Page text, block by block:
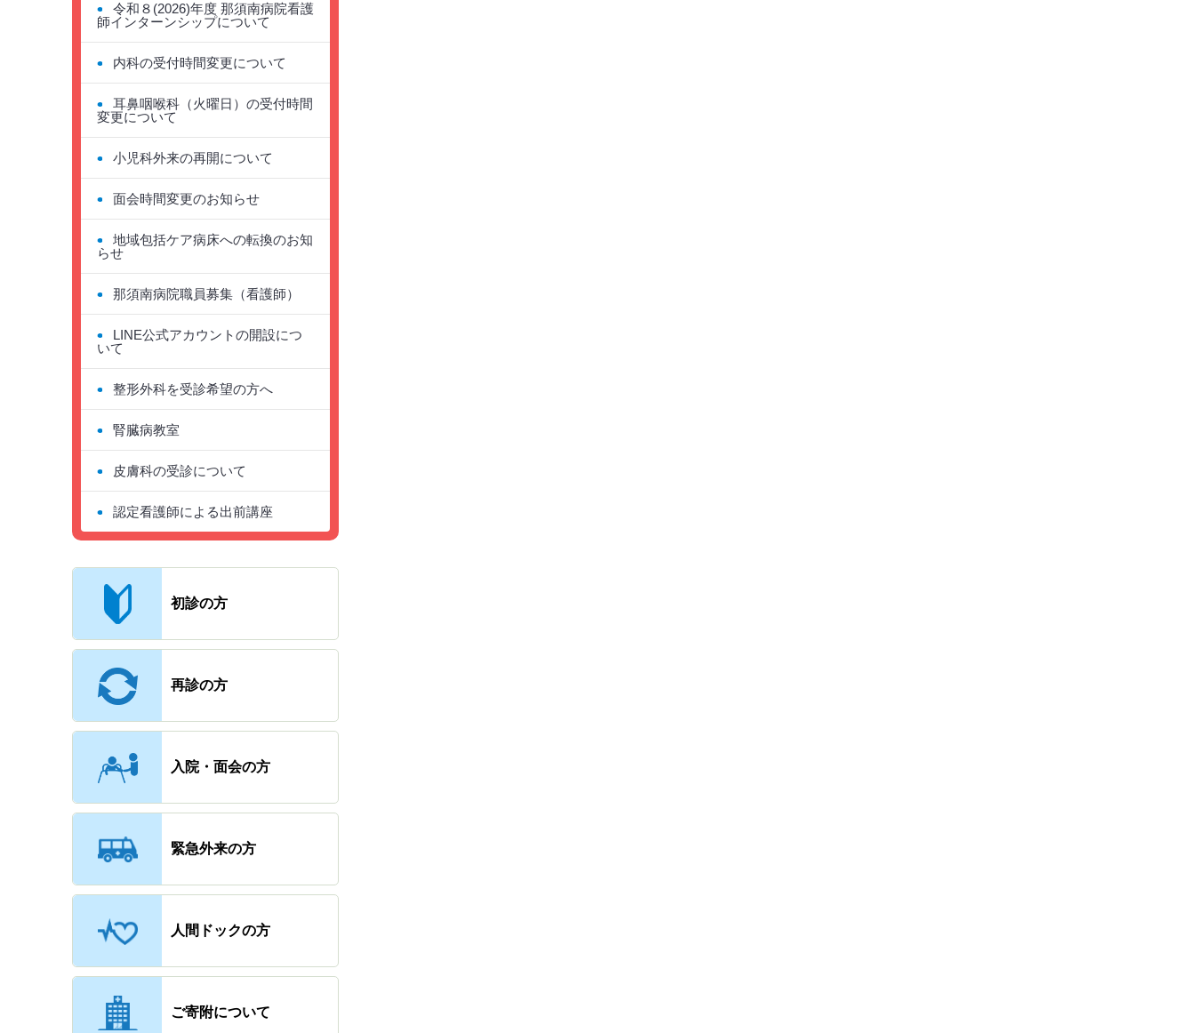
令和８(2026)年度 那須南病院看護
師インターンシップについて
内科の受付時間変更について
耳鼻咽喉科（火曜日）の受付時間
変更について
小児科外来の再開について
面会時間変更のお知らせ
地域包括ケア病床への転換のお知
らせ
那須南病院職員募集（看護師）
LINE公式アカウントの開設につ
いて
整形外科を受診希望の方へ
腎臓病教室
皮膚科の受診について
認定看護師による出前講座
主なメニュー
初診の方
再診の方
入院・面会の方
緊急外来の方
人間ドックの方
ご寄附について